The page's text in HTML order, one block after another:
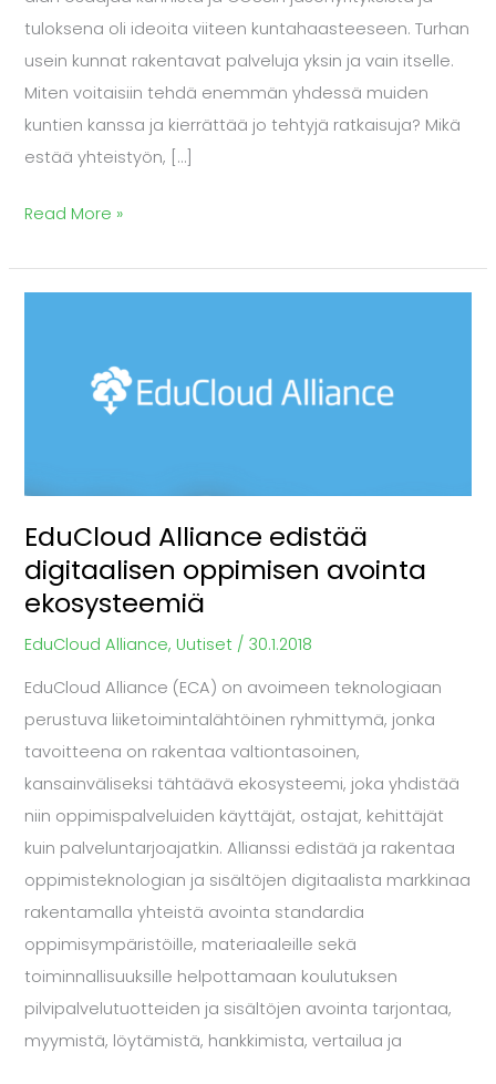
tuloksena oli ideoita viiteen kuntahaasteeseen. Turhan
usein kunnat rakentavat palveluja yksin ja vain itselle.
Miten voitaisiin tehdä enemmän yhdessä muiden
kuntien kanssa ja kierrättää jo tehtyjä ratkaisuja? Mikä
estää yhteistyön, […]
Read More »
EduCloud Alliance edistää
digitaalisen oppimisen avointa
ekosysteemiä
EduCloud Alliance, Uutiset / 30.1.2018
EduCloud Alliance (ECA) on avoimeen teknologiaan
perustuva liiketoimintalähtöinen ryhmittymä, jonka
tavoitteena on rakentaa valtiontasoinen,
kansainväliseksi tähtäävä ekosysteemi, joka yhdistää
niin oppimispalveluiden käyttäjät, ostajat, kehittäjät
kuin palveluntarjoajatkin. Allianssi edistää ja rakentaa
oppimisteknologian ja sisältöjen digitaalista markkinaa
rakentamalla yhteistä avointa standardia
oppimisympäristöille, materiaaleille sekä
toiminnallisuuksille helpottamaan koulutuksen
pilvipalvelutuotteiden ja sisältöjen avointa tarjontaa,
myymistä, löytämistä, hankkimista, vertailua ja
digitaalisen
ekosysteemiä